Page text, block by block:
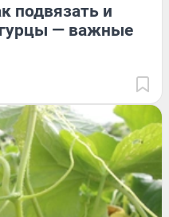
подвязать и
— важные